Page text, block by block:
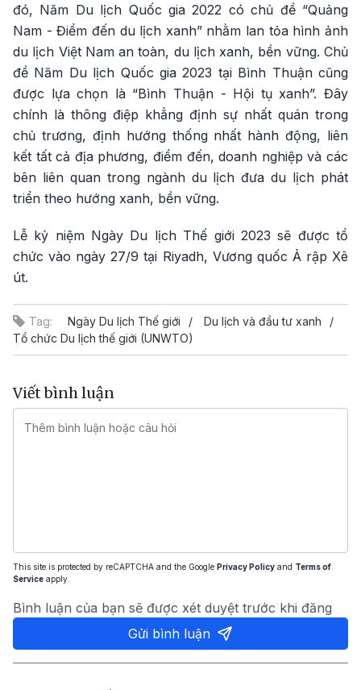
đó, Năm Du lịch Quốc gia 2022 có chủ đề “Quảng
Nam - Điểm đến du lịch xanh” nhằm lan tỏa hình ảnh
du lịch Việt Nam an toàn, du lịch xanh, bền vững. Chủ
đề Năm Du lịch Quốc gia 2023 tại Bình Thuận cũng
được lựa chọn là “Bình Thuận - Hội tụ xanh”. Đây
chính là thông điệp khẳng định sự nhất quán trong
chủ trương, định hướng thống nhất hành động, liên
kết tất cả địa phương, điểm đến, doanh nghiệp và các
bên liên quan trong ngành du lịch đưa du lịch phát
triển theo hướng xanh, bền vững.
Lễ kỷ niệm Ngày Du lịch Thế giới 2023 sẽ được tổ
chức vào ngày 27/9 tại Riyadh, Vương quốc Ả rập Xê
út.
Tag: Ngày Du lịch Thế giới
Du lịch và đầu tư xanh
Tổ chức Du lịch thế giới (UNWTO)
Viết bình luận
This site is protected by reCAPTCHA and the Google Privacy Policy and Terms of
Service apply.
Bình luận của bạn sẽ được xét duyệt trước khi đăng
Gửi bình luận